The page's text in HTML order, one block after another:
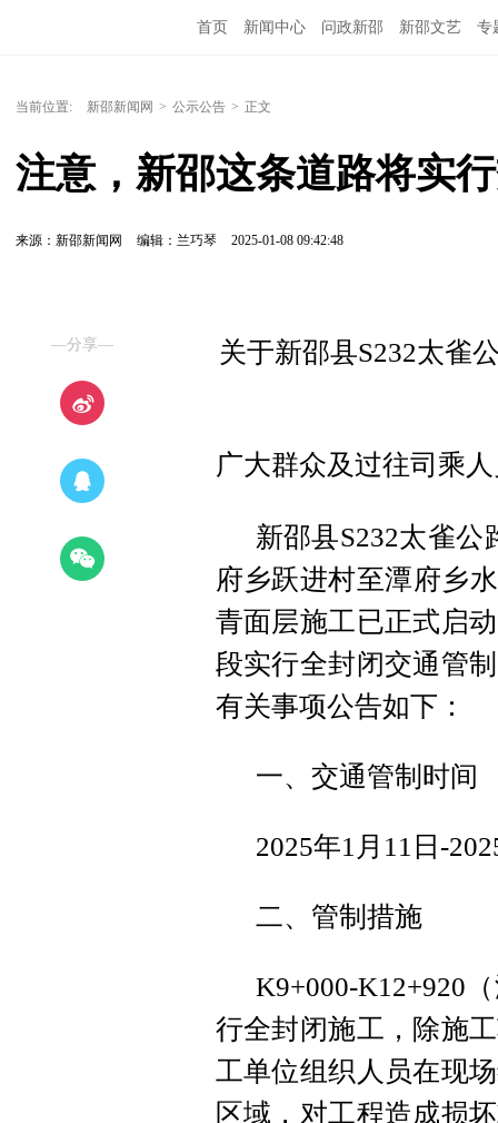
首页 新闻中心 问政新邵 新邵文艺 专
当前位置: 新邵新闻网 > 公示公告 > 正文
注意，新邵这条道路将实
来源：新邵新闻网 编辑：兰巧琴 2025-01-08 09:42:48
—分享— 关于新邵县S232太雀
广大群众及过往司乘
新邵县S232太雀公
府乡跃进村至潭府乡
青面层施工已正式启
段实行全封闭交通管
有关事项公告如下：
一、交通管制时间
2025年1月11日-
二、管制措施
K9+000-K12+920
行全封闭施工，除施
工单位组织人员在现
区域，对工程造成损